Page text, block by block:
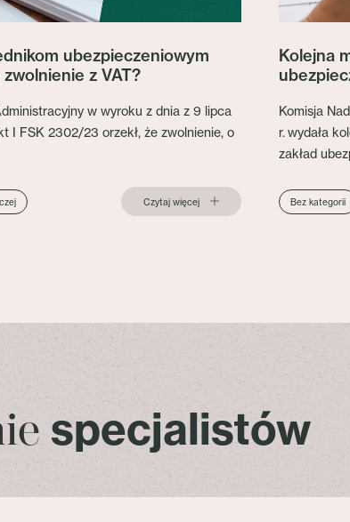
ubezpieczeniowym
z VAT?
w wyroku z dnia z 9 lipca
I FSK 2302/23 orzekł, że zwolnienie, o
Czytaj więcej
Kolejna
Komisja
r. wydała
zakład
Bez kategorii
specjalistów